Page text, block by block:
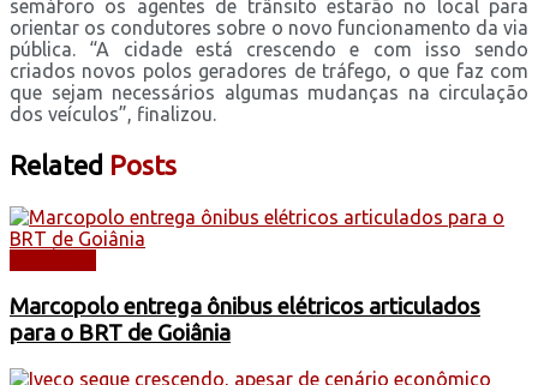
semáforo os agentes de trânsito estarão no local para
orientar os condutores sobre o novo funcionamento da via
pública. “A cidade está crescendo e com isso sendo
criados novos polos geradores de tráfego, o que faz com
que sejam necessários algumas mudanças na circulação
dos veículos”, finalizou.
Related Posts
Marcopolo entrega ônibus elétricos articulados
para o BRT de Goiânia